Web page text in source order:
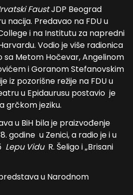
FaustJDP Beograd
nacija. Predavao na FDU u
i na Institutu za napredni
Vodio je više radionica
sa Metom Hočevar, Angelinom
i Goranom Stefanovskim
iz pozorišne režije na FDU u
u Epidaurusu postavio je
grčkom jeziku.
u BiH bila je praizvođenje
godine u Zenici, a radio je i u
Lepu ViduR. Šeligo i „Brisani
u Narodnom